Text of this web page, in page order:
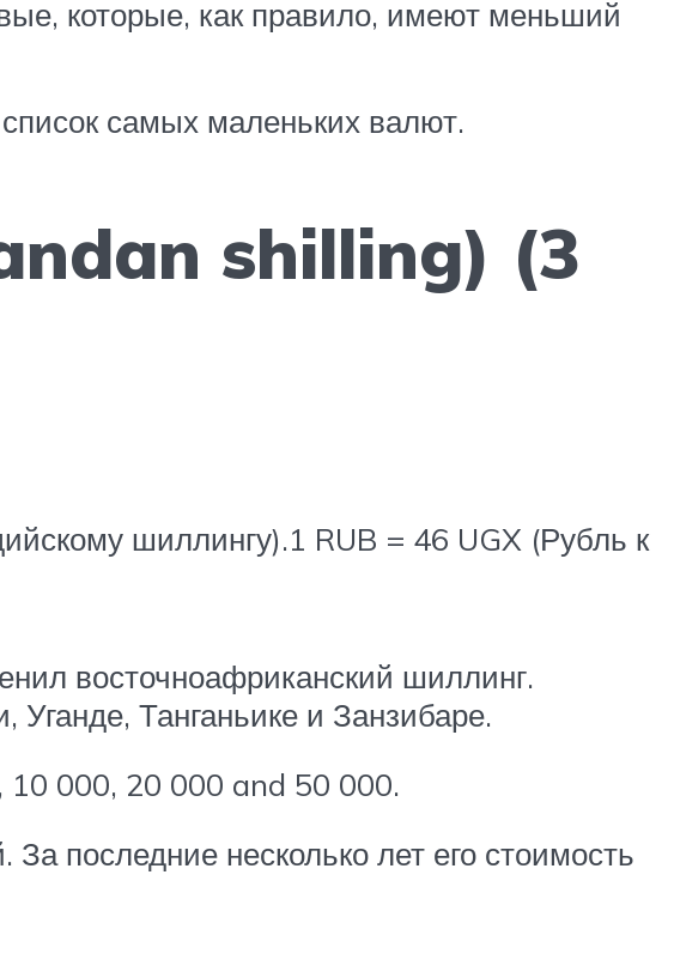
которые, как правило, имеют меньший
самых маленьких валют.
shilling) (3
шиллингу).1 RUB = 46 UGX (Рубль к
восточноафриканский шиллинг.
Танганьике и Занзибаре.
000, 20 000 and 50 000.
последние несколько лет его стоимость